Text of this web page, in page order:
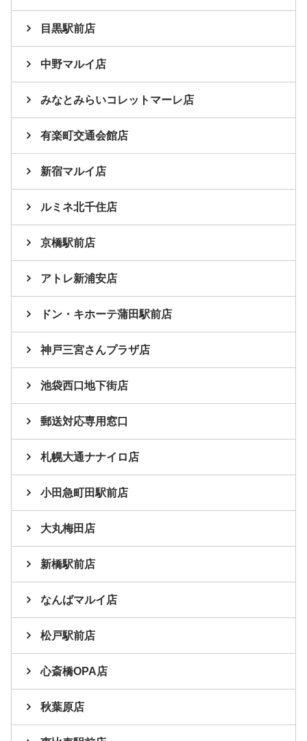
目黒駅前店
中野マルイ店
みなとみらいコレットマーレ店
有楽町交通会館店
新宿マルイ店
ルミネ北千住店
京橋駅前店
アトレ新浦安店
ドン・キホーテ蒲田駅前店
神戸三宮さんプラザ店
池袋西口地下街店
郵送対応専用窓口
札幌大通ナナイロ店
小田急町田駅前店
大丸梅田店
新橋駅前店
なんばマルイ店
松戸駅前店
心斎橋OPA店
秋葉原店